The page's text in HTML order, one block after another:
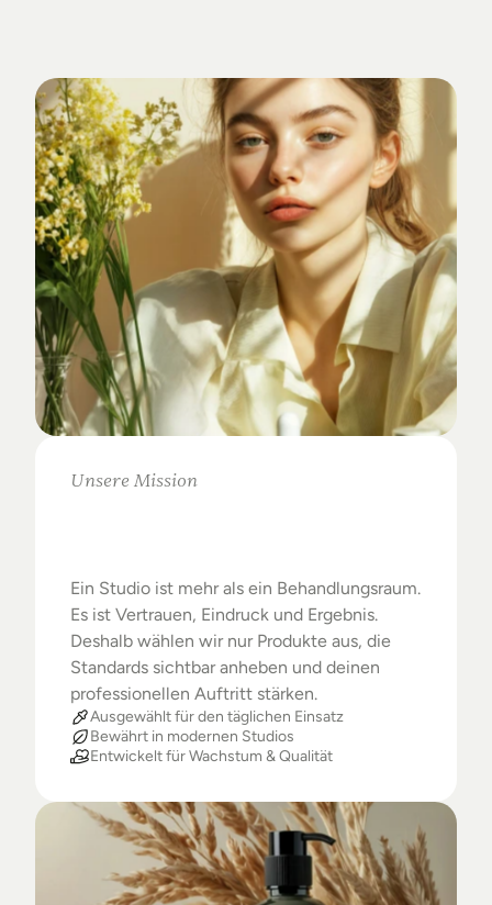
Studio-Alltag.
Unsere Mission
Ein Studio ist mehr als ein Behandlungsraum.
Es ist Vertrauen, Eindruck und Ergebnis.
Deshalb wählen wir nur Produkte aus, die
Standards sichtbar anheben und deinen
professionellen Auftritt stärken.
Ausgewählt für den täglichen Einsatz
Bewährt in modernen Studios
Entwickelt für Wachstum & Qualität